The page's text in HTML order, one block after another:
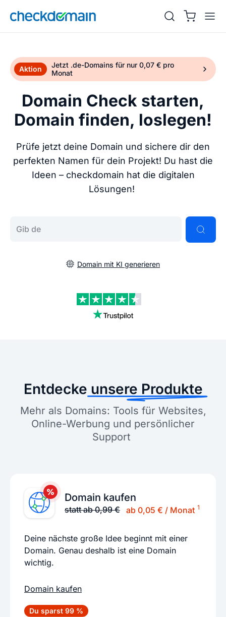
Aktion
Jetzt .de-Domains für nur 0,07 € pro
Monat
Domain Check starten,
Domain finden, loslegen!
Prüfe jetzt deine Domain und sichere dir den
perfekten Namen für dein Projekt! Du hast die
Ideen – checkdomain hat die digitalen
Lösungen!
Domain mit KI generieren
Entdecke unsere Produkte
Mehr als Domains: Tools für Websites,
Online-Werbung und persönlicher
Support
Domain kaufen
statt ab 0,99 € ab 0,05 € / Monat 1
Deine nächste große Idee beginnt mit einer
Domain. Genau deshalb ist eine Domain
wichtig.
Domain kaufen
Du sparst 99 %